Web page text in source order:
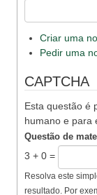
Criar uma
Pedir uma
CAPTCHA
Esta questão é
humano e para
Questão de
3 + 0 =
Resolva este
resultado. Por